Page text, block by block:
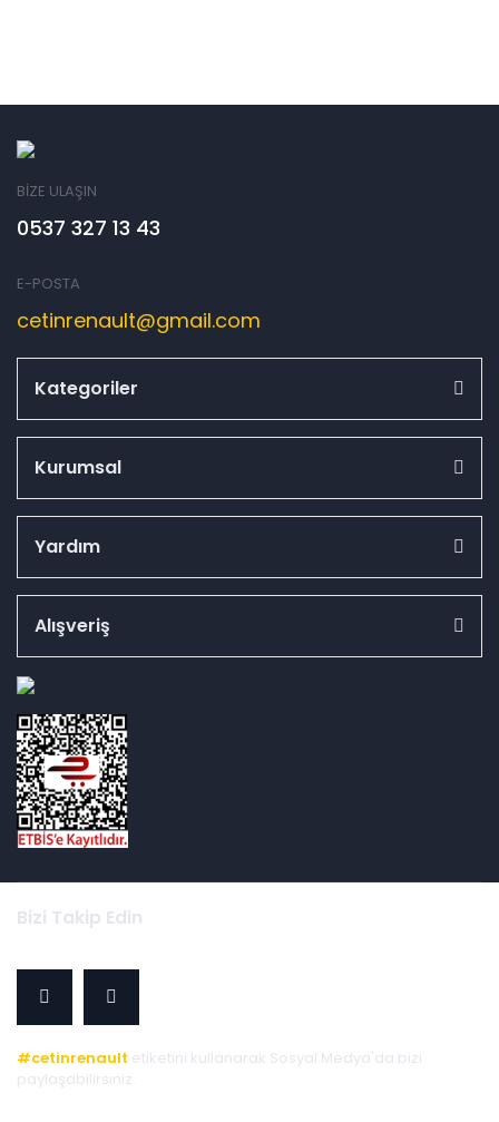
BİZE ULAŞIN
0537 327 13 43
E-POSTA
cetinrenault@gmail.com
Kategoriler
Kurumsal
Yardım
Alışveriş
Bizi Takip Edin
#cetinrenault etiketini kullanarak Sosyal Medya'da bizi
paylaşabilirsiniz.